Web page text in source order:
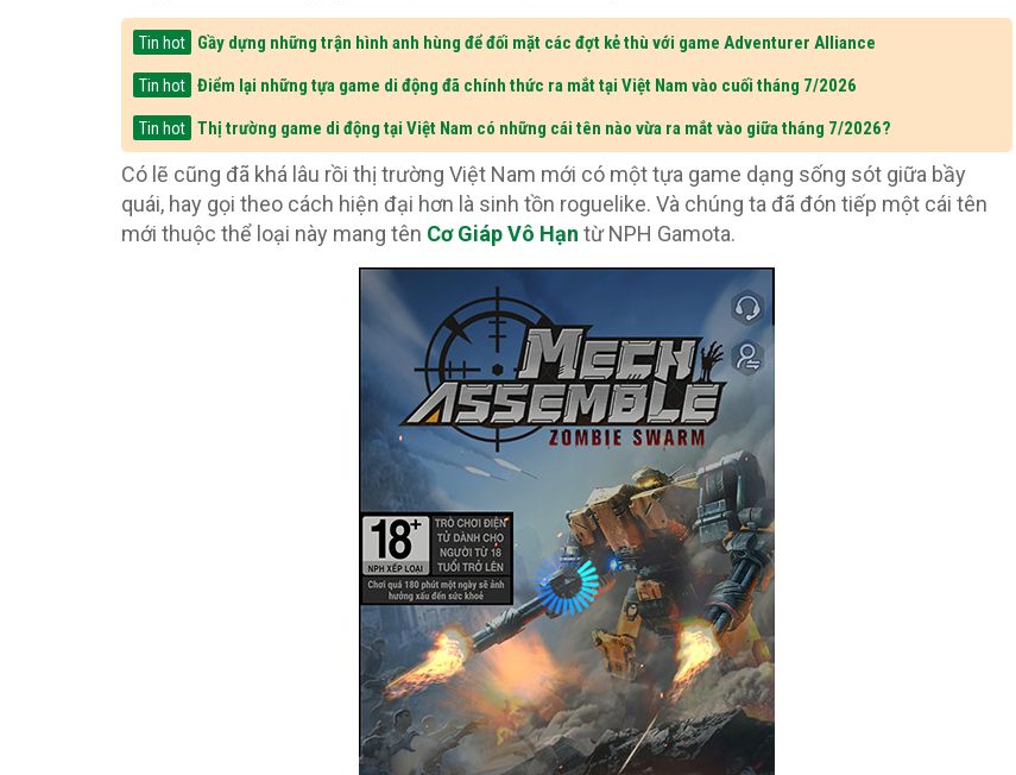
Tin hot Gầy dựng những trận hình anh hùng để đối mặt các đợt kẻ thù với game Adventurer Alliance
Tin hot Điểm lại những tựa game di động đã chính thức ra mắt tại Việt Nam vào cuối tháng 7/2026
Tin hot Thị trường game di động tại Việt Nam có những cái tên nào vừa ra mắt vào giữa tháng 7/2026?
Có lẽ cũng đã khá lâu rồi thị trường Việt Nam mới có một tựa game dạng sống sót giữa bầy
quái, hay gọi theo cách hiện đại hơn là sinh tồn roguelike. Và chúng ta đã đón tiếp một cái tên
mới thuộc thể loại này mang tên Cơ Giáp Vô Hạn từ NPH Gamota.